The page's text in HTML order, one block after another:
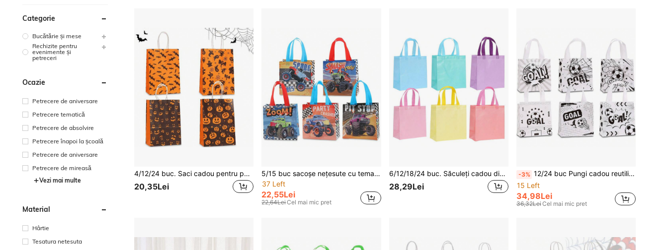
Categorie
Bucătărie și mese
Rechizite pentru
evenimente și
petreceri
Ocazie
Petrecere de aniversare
Petrecere tematică
Petrecere de absolvire
Petrecere înapoi la școală
Petrecere de aniversare
Petrecere de mireasă
Vezi mai multe
Material
Hârtie
Tesatura netesuta
4/12/24 buc. Saci cadou pentru petrecere de Halloween, design minimalist negru și portocaliu, din hârtie kraft, cu imprimeu de dovleac, fantomă și bârfă, sacuri tip tote pentru atmosferă de petrecere de Halloween și zi de naștere, sacuri pentru cadouri și atenții, pentru Crăciun, toamnă și iarnă
20,35Lei
5/15 buc sacoșe nețesute cu tematică de mașini de curse, sacoșe cadou cu imprimeu de camion monstru, potrivite pentru petreceri tematice, petreceri de întoarcere la școală, zile de naștere, cumpărături de afaceri, ambalaje pentru cadouri de petrecere, sezonul de întoarcere la școală, aplicabile pentru sărbători, evenimente, întâlniri cu colegii de clasă și diverse ocazii
37 Left
22,55Lei
22,64LeiCel mai mic pret
6/12/18/24 buc. Săculeți cadou din material netesut, culori macaron, disponibili în diverse culori uni, potriviți pentru petreceri de zi de naștere, nunți, săculeți pentru bomboane, ambalare pentru cumpărături de sărbători, săculeți tip tote cu fund pătrat, groși și rezistenți
28,29Lei
-3% 12/24 buc Pungi cadou reutilizabile din material nețesut cu tematică de fotbal, imprimeu alb-negru cu model de fotbal, cu mânere, potrivite pentru petreceri de ziua de naștere cu fotbal, evenimente sportive, zile de naștere tematice, meciuri și recompense pentru clasă
15 Left
34,98Lei
36,32LeiCel mai mic pret